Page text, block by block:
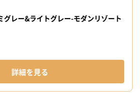
グレー&ライトグレー-モダンリゾート
詳細を見る